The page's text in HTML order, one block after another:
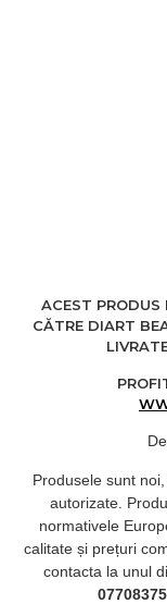
ACEST PRODUS
CĂTRE DIART
Produsele sunt
autorizate.
normativele
calitate și prețuri
contacta la unul